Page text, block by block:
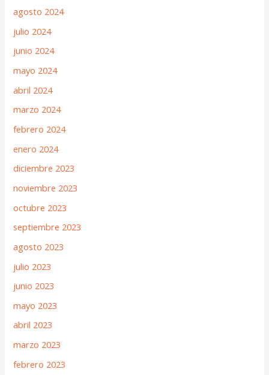
agosto 2024
julio 2024
junio 2024
mayo 2024
abril 2024
marzo 2024
febrero 2024
enero 2024
diciembre 2023
noviembre 2023
octubre 2023
septiembre 2023
agosto 2023
julio 2023
junio 2023
mayo 2023
abril 2023
marzo 2023
febrero 2023